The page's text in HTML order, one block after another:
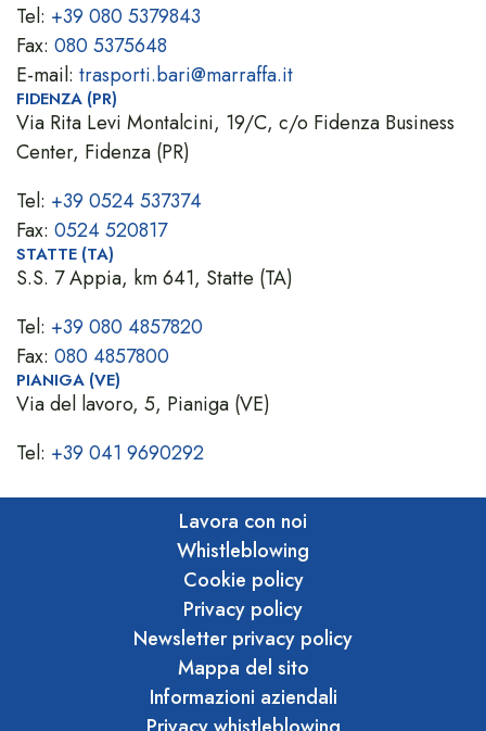
Tel: +39 080 5379843
Fax: 080 5375648
E-mail: trasporti.bari@marraffa.it
FIDENZA (PR)
Via Rita Levi Montalcini, 19/C, c/o Fidenza Business
Center, Fidenza (PR)
Tel: +39 0524 537374
Fax: 0524 520817
STATTE (TA)
S.S. 7 Appia, km 641, Statte (TA)
Tel: +39 080 4857820
Fax: 080 4857800
PIANIGA (VE)
Via del lavoro, 5, Pianiga (VE)
Tel: +39 041 9690292
Lavora con noi
Whistleblowing
Cookie policy
Privacy policy
Newsletter privacy policy
Mappa del sito
Informazioni aziendali